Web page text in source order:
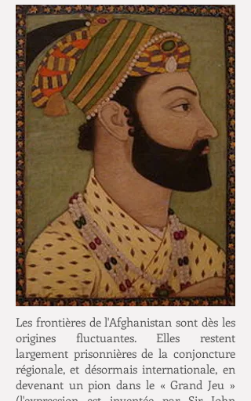
Les frontières de l'Afghanistan sont dès les
origines fluctuantes. Elles restent
largement prisonnières de la conjoncture
régionale, et désormais internationale, en
devenant un pion dans le « Grand Jeu »